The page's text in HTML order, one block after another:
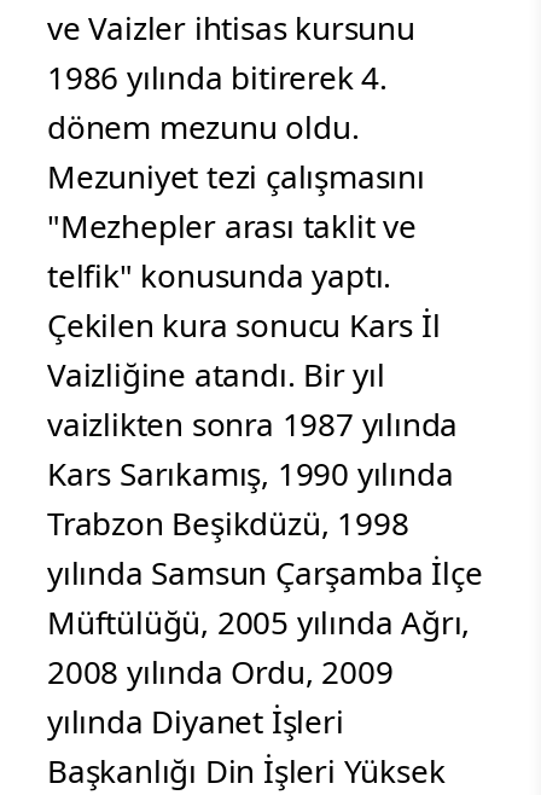
ve Vaizler ihtisas kursunu
1986 yılında bitirerek 4.
dönem mezunu oldu.
Mezuniyet tezi çalışmasını
"Mezhepler arası taklit ve
telfik" konusunda yaptı.
Çekilen kura sonucu Kars İl
Vaizliğine atandı. Bir yıl
vaizlikten sonra 1987 yılında
Kars Sarıkamış, 1990 yılında
Trabzon Beşikdüzü, 1998
yılında Samsun Çarşamba İlçe
Müftülüğü, 2005 yılında Ağrı,
2008 yılında Ordu, 2009
yılında Diyanet İşleri
Başkanlığı Din İşleri Yüksek